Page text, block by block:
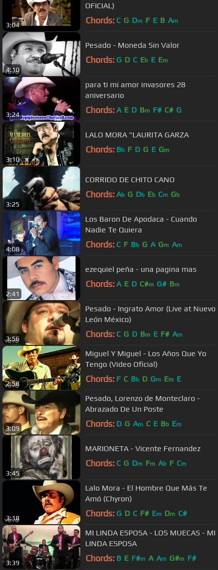
3:04
OFICIAL)
Chords: C G Dm F E B Am
4:10
Pesado - Moneda Sin Valor
Chords: G D C Eb E Em
3:24
para ti mi amor invasores 28
aniversario
Chords: A E D Bm F# C# G
3:10
LALO MORA "LAURITA GARZA
Chords: Bb F D G E Gm
3:25
CORRIDO DE CHITO CANO
Chords: Ab G Db Eb Cm Gb
4:08
Los Baron De Apodaca - Cuando
Nadie Te Quiera
Chords: C F Bb G A Gm Am
2:41
ezequiel peña - una pagina mas
Chords: A E D C#m G# Bm
3:56
Pesado - Ingrato Amor (Live at Nuevo
León México)
Chords: C G D Bm E F# Am
2:58
Miguel Y Miguel - Los Años Que Yo
Tengo (Video Oficial)
Chords: F C Bb D Gm Em E
3:09
Pesado, Lorenzo de Monteclaro -
Abrazado De Un Poste
Chords: D G Am C E Bb Em
3:45
MARIONETA - Vicente Fernandez
Chords: C G Dm Fm Ab F Cm
3:18
Lalo Mora - El Hombre Que Más Te
Amó (Chyron)
Chords: G D C F# Em Dm C#
3:39
MI LINDA ESPOSA - LOS MUECAS - MI
LINDA ESPOSA
Chords: B E F#m A Am G#m F#